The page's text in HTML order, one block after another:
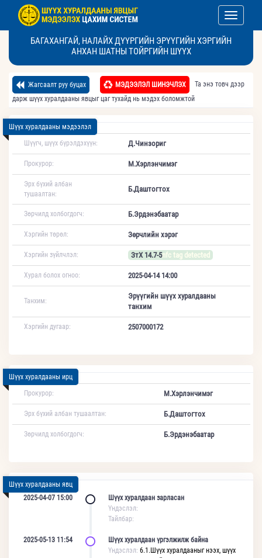
Toggle
БАГАХАНГАЙ, НАЛАЙХ ДҮҮРГИЙН ЭРҮҮГИЙН ХЭРГИЙН
АНХАН ШАТНЫ ТОЙРГИЙН ШҮҮХ
Жагсаалт руу буцах МЭДЭЭЛЭЛ ШИНЭЧЛЭХ
Та энэ товч дээр
дарж шүүх хуралдааны явцыг цаг тухайд нь мэдэх боломжтой
Шүүх хуралдааны мэдээлэл
Шүүгч, шүүх бүрэлдэхүүн:
Д.Чинзориг
Прокурор: М.Хэрлэнчимэг
Эрх бүхий албан
тушаалтан:
Б.Даштогтох
Зөрчилд холбогдогч: Б.Эрдэнэбаатар
Хэргийн төрөл: Зөрчлийн хэрэг
Хэргийн зүйлчлэл: ЗтХ 14.7-5nfc tag detected
Хурал болох огноо: 2025-04-14 14:00
Танхим:
Эрүүгийн шүүх хуралдааны
танхим
Хэргийн дугаар: 2507000172
Шүүх хуралдааны ирц
Прокурор:
М.Хэрлэнчимэг
Эрх бүхий албан тушаалтан: Б.Даштогтох
Зөрчилд холбогдогч: Б.Эрдэнэбаатар
Шүүх хуралдааны явц
2025-04-07 15:00
Шүүх хуралдаан зарласан
Үндэслэл:
Тайлбар:
2025-05-13 11:54
Шүүх хуралдаан үргэлжилж байна
Үндэслэл: 6.1.Шүүх хуралдааныг нээх, шүүх